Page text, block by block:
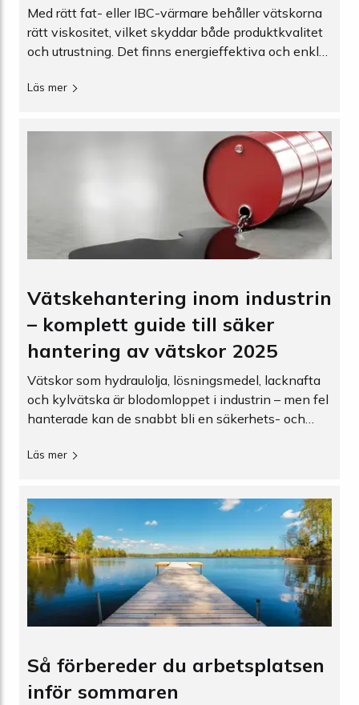
Med rätt fat- eller IBC-värmare behåller vätskorna
rätt viskositet, vilket skyddar både produktkvalitet
och utrustning. Det finns energieffektiva och enkla
kemikalier, oljor, smörjmedel eller livsmedel.
Läs mer
Vätskehantering inom industrin
– komplett guide till säker
hantering av vätskor 2025
Vätskor som hydraulolja, lösnings­medel, lacknafta
och kylvätska är blodomloppet i industrin – men fel
hanterade kan de snabbt bli en säkerhets- och
vätskehantering lagligt, kostnadseffektivt och
Läs mer
Så förbereder du arbetsplatsen
inför sommaren